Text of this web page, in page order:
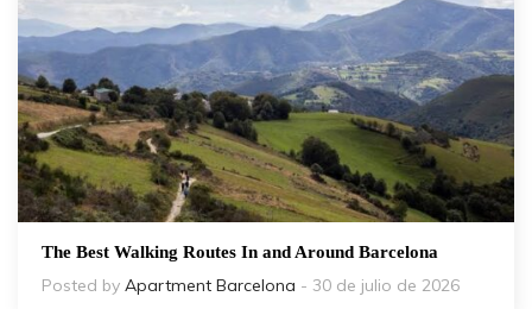
The Best Walking Routes In and Around Barcelona
Posted by Apartment Barcelona - 30 de julio de 2026